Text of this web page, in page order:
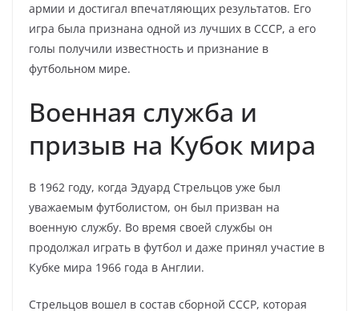
армии и достигал впечатляющих результатов. Его
игра была признана одной из лучших в СССР, а его
голы получили известность и признание в
футбольном мире.
Военная служба и
призыв на Кубок мира
В 1962 году, когда Эдуард Стрельцов уже был
уважаемым футболистом, он был призван на
военную службу. Во время своей службы он
продолжал играть в футбол и даже принял участие в
Кубке мира 1966 года в Англии.
Стрельцов вошел в состав сборной СССР, которая